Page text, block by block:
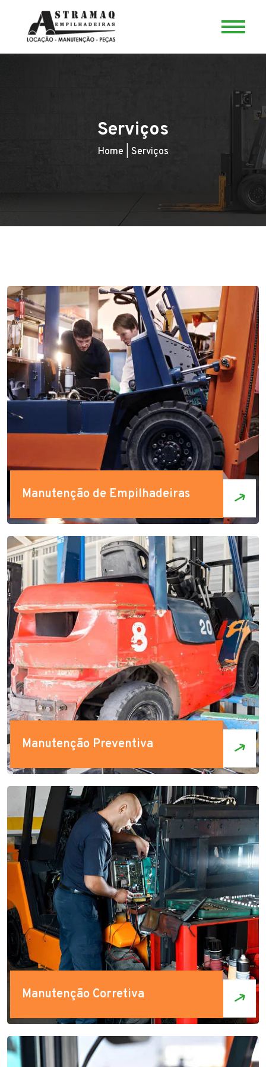
Serviços
Home Serviços
Manutenção de Empilhadeiras
Manutenção Preventiva
Manutenção Corretiva